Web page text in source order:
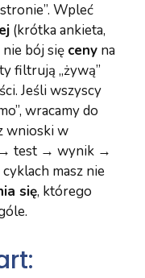
Wpleć
(krótka ankieta,
bój się ceny na
filtrują „żywą”
Jeśli wszyscy
wracamy do
wnioski w
→ test → wynik →
masz nie
się, którego